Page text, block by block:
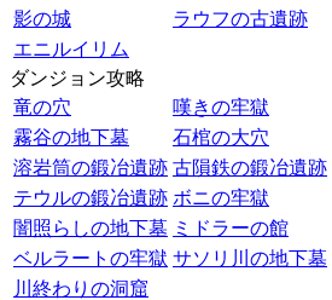
影の城
ラウフの古遺跡
エニルイリム
ダンジョン攻略
竜の穴
嘆きの牢獄
霧谷の地下墓
石棺の大穴
溶岩筒の鍛冶遺跡 古隕鉄の鍛冶遺跡
テウルの鍛冶遺跡 ボニの牢獄
闇照らしの地下墓 ミドラーの館
ベルラートの牢獄 サソリ川の地下墓
川終わりの洞窟